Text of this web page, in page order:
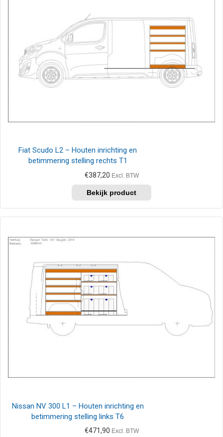
Fiat Scudo L2 – Houten inrichting en
betimmering stelling rechts T1
€387,20 Excl. BTW
Nissan NV 300 L1 – Houten inrichting en
betimmering stelling links T6
€471,90 Excl. BTW